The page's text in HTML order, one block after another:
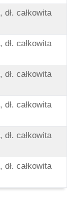
całkowita
całkowita
całkowita
całkowita
całkowita
całkowita